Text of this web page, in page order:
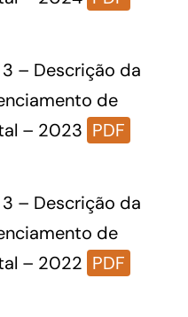
– Descrição da
de
– 2023 PDF
– Descrição da
de
– 2022 PDF